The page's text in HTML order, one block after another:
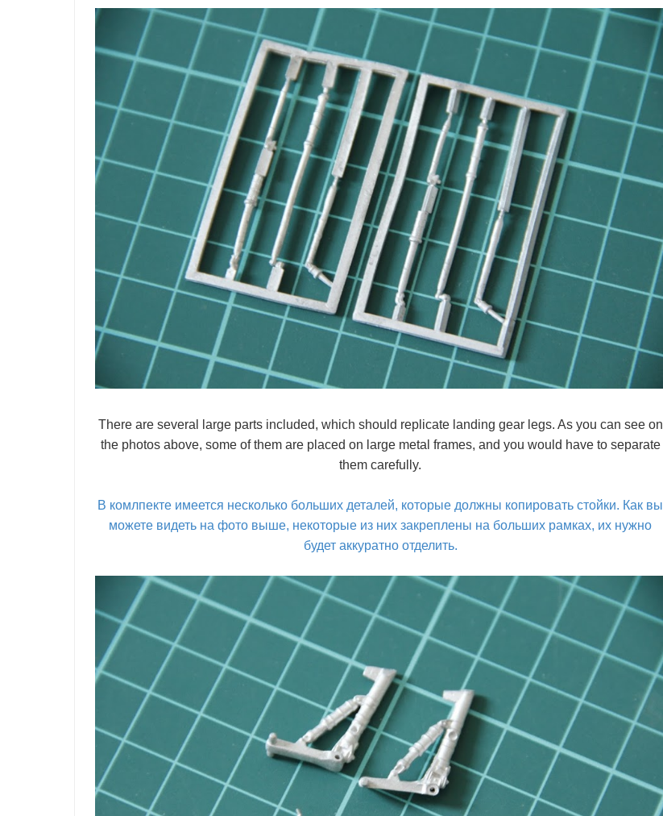
There are several large parts included, which should replicate landing gear legs. As you can see on
the photos above, some of them are placed on large metal frames, and you would have to separate
them carefully.
В комлпекте имеется несколько больших деталей, которые должны копировать стойки. Как вы
можете видеть на фото выше, некоторые из них закреплены на больших рамках, их нужно
будет аккуратно отделить.